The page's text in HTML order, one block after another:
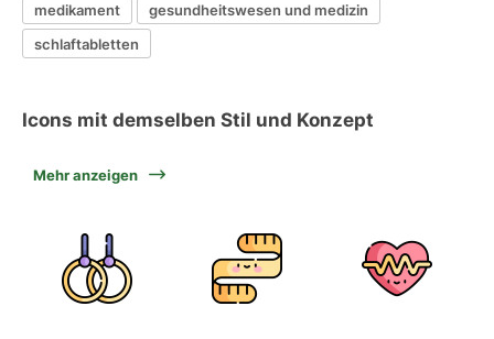
medikament
gesundheitswesen und medizin
schlaftabletten
Icons mit demselben Stil und Konzept
Mehr anzeigen